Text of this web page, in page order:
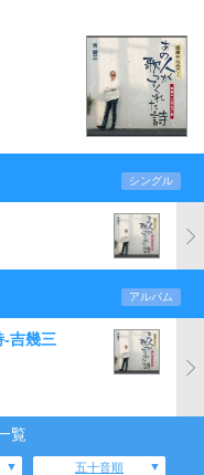
シングル
アルバム
吉幾三
覧
五十音順